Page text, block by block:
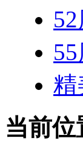
精
当前位